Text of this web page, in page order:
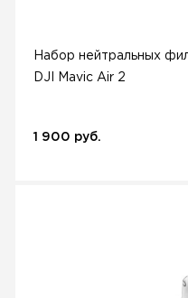
Набор нейтральных
DJI Mavic Air 2
1 900 руб.